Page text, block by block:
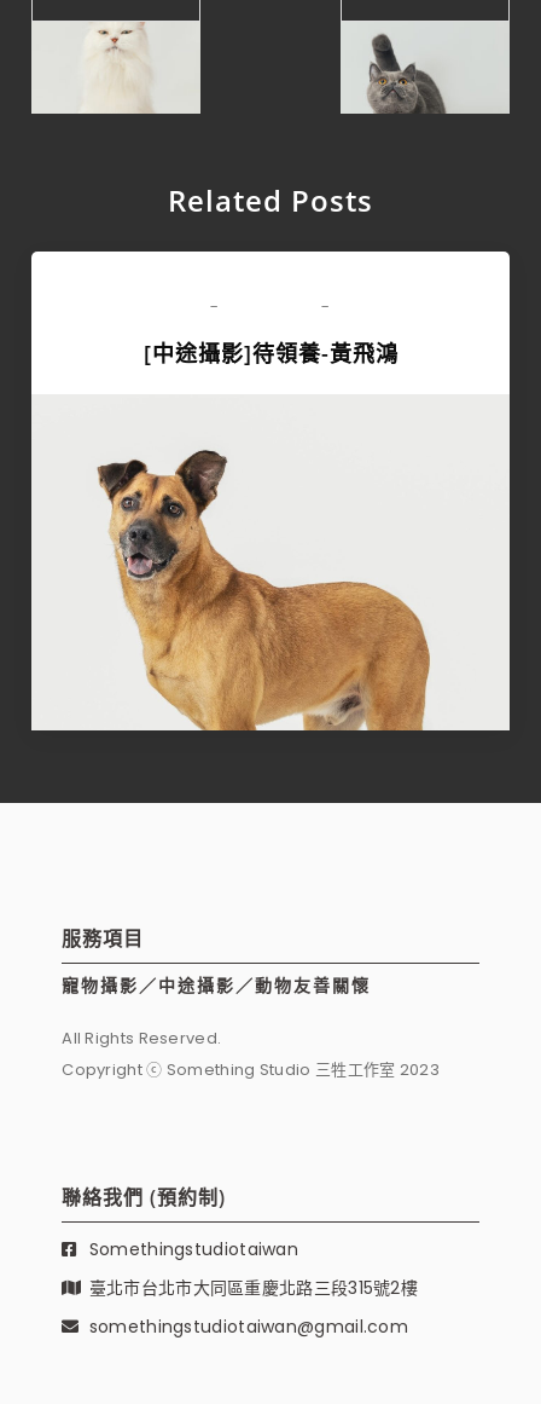
Related Posts
- -
[中途攝影]待領養-黃飛鴻
服務項目
寵物攝影／中途攝影／動物友善關懷
All Rights Reserved.
Copyright ⓒ Something Studio 三牲工作室 2023
聯絡我們 (預約制)
Somethingstudiotaiwan
臺北市台北市大同區重慶北路三段315號2樓
somethingstudiotaiwan@gmail.com